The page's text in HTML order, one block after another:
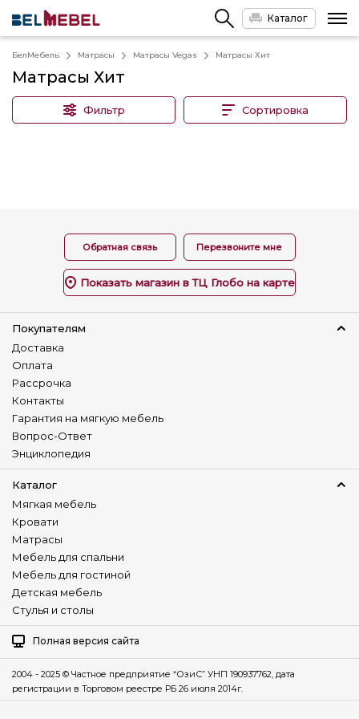
Каталог
БелМебель Матрасы Матрасы Vegas Матрасы Хит
Матрасы Хит
Фильтр Сортировка
Обратная связь Перезвоните мне
Показать магазин в ТЦ Глобо на карте
Покупателям
Доставка
Оплата
Рассрочка
Контакты
Гарантия на мягкую мебель
Вопрос-Ответ
Энциклопедия
Каталог
Мягкая мебель
Кровати
Матрасы
Мебель для спальни
Мебель для гостиной
Детская мебель
Стулья и столы
Полная версия сайта
2004 - 2025 © Частное предприятие “ОзиС” УНП 190937762, дата
регистрации в Торговом реестре РБ 26 июля 2014г.